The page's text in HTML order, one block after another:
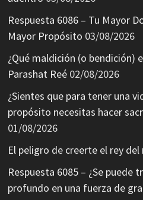
Respuesta 6086 – Tu Mayor
Mayor Propósito 03/08/2026
¿Qué maldición (o bendición)
Parashat Reé 02/08/2026
¿Sientes que para tener una
propósito necesitas hacer
01/08/2026
El peligro de creerte el rey
Respuesta 6085 – ¿Se
profundo en una fuerza de